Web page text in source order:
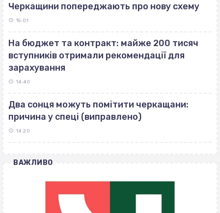
Черкащини попереджають про нову схему
15:01
На бюджет та контракт: майже 200 тисяч
вступників отримали рекомендації для
зарахування
14:40
Два сонця можуть помітити черкащани:
причина у спеці (виправлено)
14:20
ВАЖЛИВО